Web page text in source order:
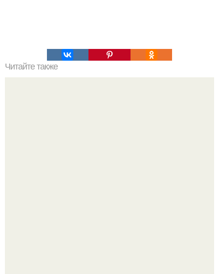
Читайте также